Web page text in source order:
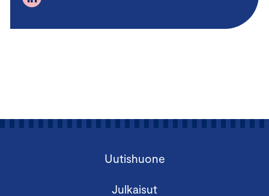
Uutishuone
Julkaisut